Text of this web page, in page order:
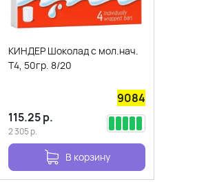
КИНДЕР Шоколад с мол.нач.
Т4, 50гр. 8/20
9084
115.25р.
2 305р.
В корзину